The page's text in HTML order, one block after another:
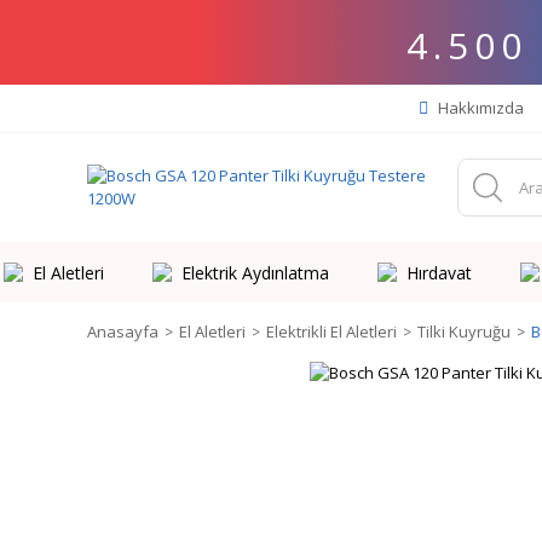
4.500
Hakkımızda
El Aletleri Elektrik Aydınlatma Hırdavat
Anasayfa El Aletleri Elektrikli El Aletleri Tilki Kuyruğu